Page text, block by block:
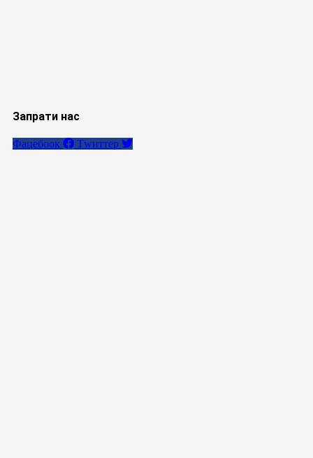
Запрати нас
Фацебоок Тwиттер